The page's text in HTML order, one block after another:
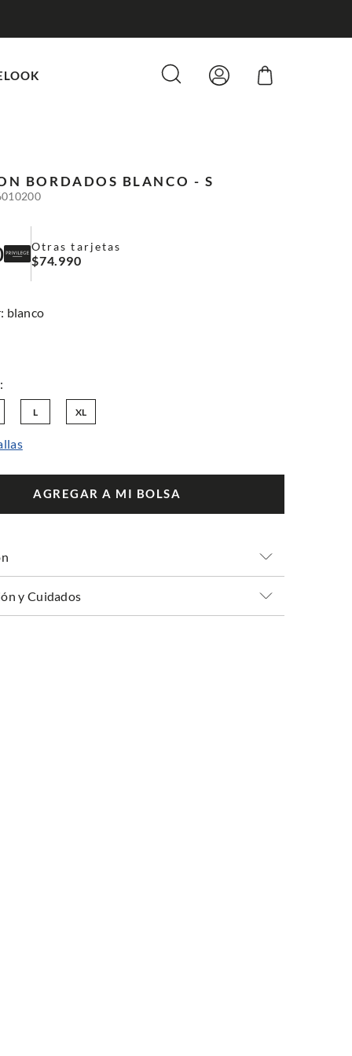
BORDADOS BLANCO - S
Otras tarjetas
$74.990
: blanco
L XL
AGREGAR A MI BOLSA
y Cuidados